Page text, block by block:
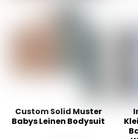
Custom Solid Muster
Babys Leinen Bodysuit